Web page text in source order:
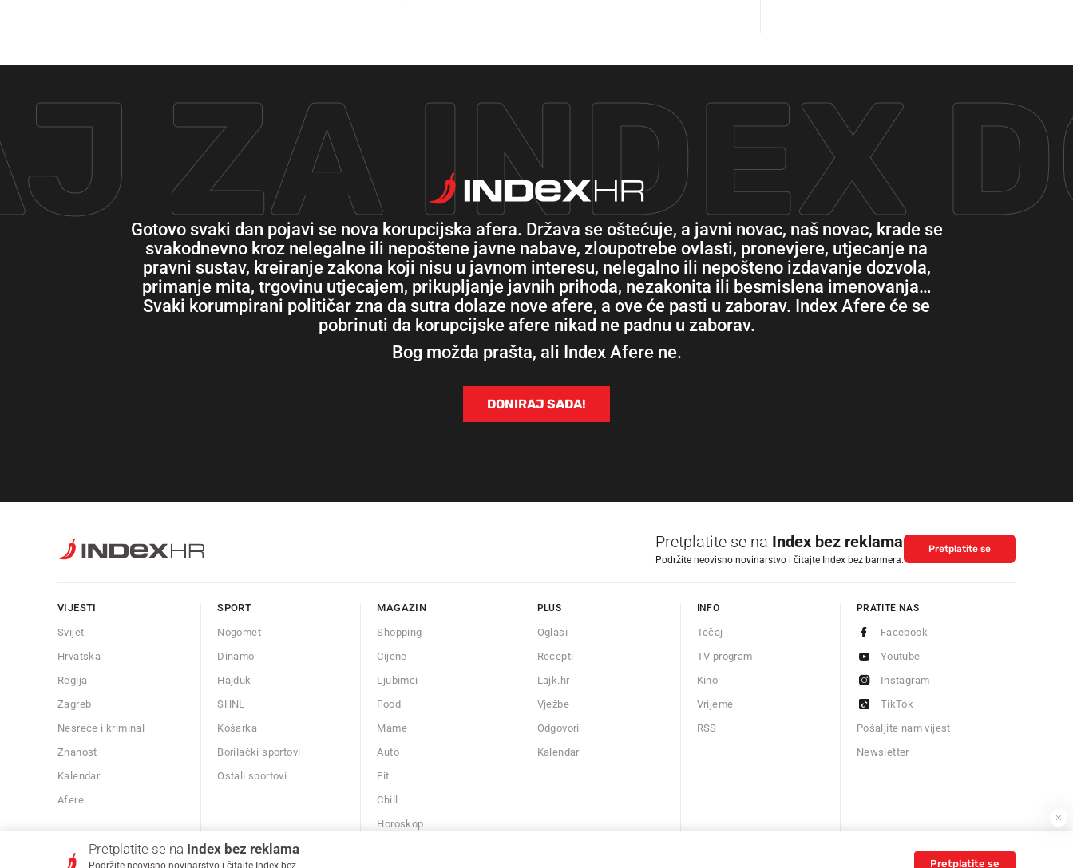
ZA INDEX
Gotovo svaki dan pojavi se nova korupcijska afera. Država se oštećuje, a javni novac, naš novac, krade se
svakodnevno kroz nelegalne ili nepoštene javne nabave, zloupotrebe ovlasti, pronevjere, utjecanje na
pravni sustav, kreiranje zakona koji nisu u javnom interesu, nelegalno ili nepošteno izdavanje dozvola,
primanje mita, trgovinu utjecajem, prikupljanje javnih prihoda, nezakonita ili besmislena imenovanja…
Svaki korumpirani političar zna da sutra dolaze nove afere, a ove će pasti u zaborav. Index Afere će se
pobrinuti da korupcijske afere nikad ne padnu u zaborav.
Bog možda prašta, ali Index Afere ne.
DONIRAJ SADA!
Pretplatite se na Index bez reklama
Podržite neovisno novinarstvo i čitajte Index bez Pretplatite se
Pretplatite se na Index bez reklama
Podržite neovisno novinarstvo i čitajte Index bez bannera.
Pretplatite se
VIJESTI
Svijet
Hrvatska
Regija
Zagreb
Nesreće i kriminal
Znanost
Kalendar
Afere
SPORT
Nogomet
Dinamo
Hajduk
SHNL
Košarka
Borilački sportovi
Ostali sportovi
MAGAZIN
Shopping
Cijene
Ljubimci
Food
Mame
Auto
Fit
Chill
Horoskop
PLUS
Oglasi
Recepti
Lajk.hr
Vježbe
Odgovori
Kalendar
INFO
Tečaj
TV program
Kino
Vrijeme
RSS
PRATITE NAS
Facebook
Youtube
Instagram
TikTok
Pošaljite nam vijest
Newsletter